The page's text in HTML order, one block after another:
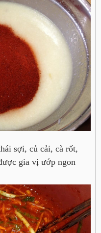
sợi, củ cải, cà rốt,
gia vị ướp ngon